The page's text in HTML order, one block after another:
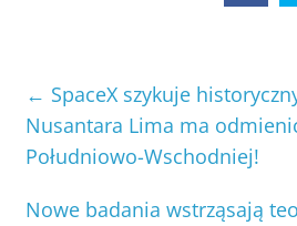
← SpaceX szykuje
Nusantara Lima ma
Południowo-Wschodniej!
Nowe badania wstrząsają